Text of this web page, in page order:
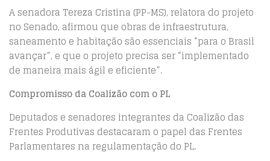
A senadora Tereza Cristina (PP-MS), relatora do projeto
no Senado, afirmou que obras de infraestrutura,
saneamento e habitação são essenciais “para o Brasil
avançar”, e que o projeto precisa ser “implementado
de maneira mais ágil e eficiente”.
Compromisso da Coalizão com o PL
Deputados e senadores integrantes da Coalizão das
Frentes Produtivas destacaram o papel das Frentes
Parlamentares na regulamentação do PL.